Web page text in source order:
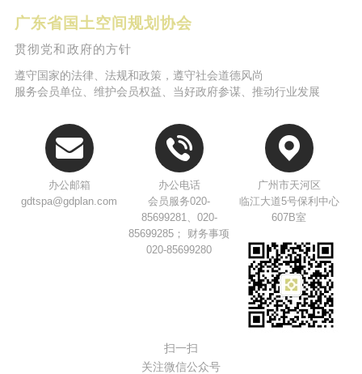
广东省国土空间规划协会
贯彻党和政府的方针
遵守国家的法律、法规和政策，遵守社会道德风尚
服务会员单位、维护会员权益、当好政府参谋、推动行业发展
办公邮箱
gdtspa@gdplan.com
办公电话
会员服务020-
85699281、020-
85699285； 财务事项
020-85699280
广州市天河区
临江大道5号保利中心
607B室
扫一扫
关注微信公众号